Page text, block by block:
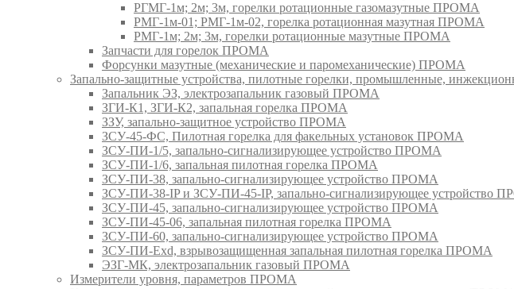
РГМГ-1м; 2м; 3м, горелки ротационные газомазутные ПРОМА
РМГ-1м-01; РМГ-1м-02, горелка ротационная мазутная ПРОМА
РМГ-1м; 2м; 3м, горелки ротационные мазутные ПРОМА
Запчасти для горелок ПРОМА
Форсунки мазутные (механические и паромеханические) ПРОМА
Запально-защитные устройства, пилотные горелки, промышленные,
Запальник ЭЗ, электрозапальник газовый ПРОМА
ЗГИ-К1, ЗГИ-К2, запальная горелка ПРОМА
ЗЗУ, запально-защитное устройство ПРОМА
ЗСУ-45-ФС, Пилотная горелка для факельных установок ПРОМА
ЗСУ-ПИ-1/5, запально-сигнализирующее устройство ПРОМА
ЗСУ-ПИ-1/6, запальная пилотная горелка ПРОМА
ЗСУ-ПИ-38, запально-сигнализирующее устройство ПРОМА
ЗСУ-ПИ-38-IP и ЗСУ-ПИ-45-IP, запально-сигнализирующее устройство
ЗСУ-ПИ-45, запально-сигнализирующее устройство ПРОМА
ЗСУ-ПИ-45-06, запальная пилотная горелка ПРОМА
ЗСУ-ПИ-60, запально-сигнализирующее устройство ПРОМА
ЗСУ-ПИ-Exd, взрывозащищенная запальная пилотная горелка ПРОМА
ЭЗГ-МК, электрозапальник газовый ПРОМА
Измерители уровня, параметров ПРОМА